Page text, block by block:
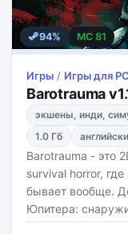
94% MC 81
Игры / Игры для PС
Barotrauma
экшены, инди,
1.0 Гб
Barotrauma - это
survival horror,
бывает вообще.
Юпитера:
поверхность,